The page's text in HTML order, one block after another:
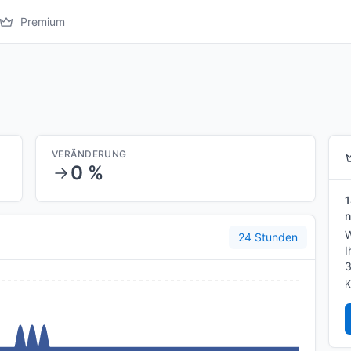
Premium
VERÄNDERUNG
0 %
24 Stunden